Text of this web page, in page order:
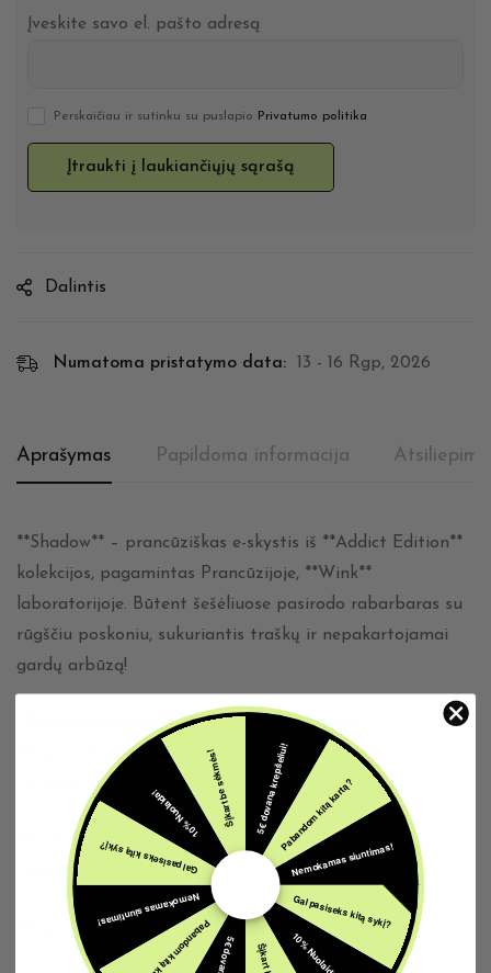
Įveskite savo el. pašto adresą
Perskaičiau ir sutinku su puslapio Privatumo politika
Dalintis
Numatoma pristatymo data: 13 - 16 Rgp, 2026
Aprašymas Papildoma informacija
**Shadow** – prancūziškas e-skystis iš **Addict Edition**
kolekcijos, pagamintas Prancūzijoje, **Wink**
laboratorijoje. Būtent šešėliuose pasirodo rabarbaras su
rūgščiu poskoniu, sukuriantis traškų ir nepakartojamai
gardų arbūzą!
**Rekomenduojama koncentracija:** 10–15%
**Tūris:** 30 ml
**Kilmės šalis:** Prancūzija
**Didmeninės nuolaidos** pritaikomos automatiškai
įvedus **pasirinktą kiekį.**
**Vieno aromato naudojimas griežtai draudžiamas.**
5€ dovana krepšeliui!Pabandom kitą kartą?
Nemokamas siuntimas!
Gal pasiseks kitą sykį?
10% Nuolaida!
Pabandom kitą kartą?
Nemokamas siuntimas!
Gal pasiseks kitą sykį?
10% Nuolaida!Šįkart be sėkmės!